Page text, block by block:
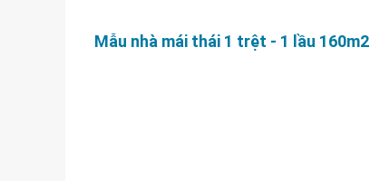
Mẫu nhà mái thái 1 trệt - 1 lầu 160m2